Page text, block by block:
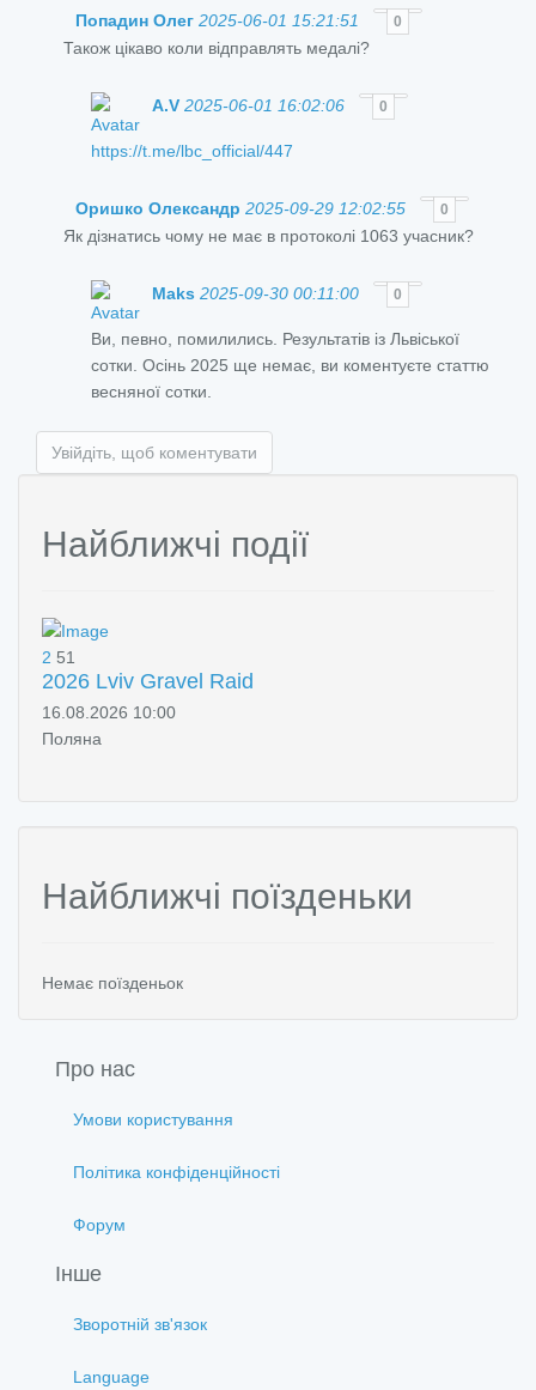
Попадин Олег 2025-06-01 15:21:51 0
Також цікаво коли відправлять медалі?
A.V 2025-06-01 16:02:06 0
https://t.me/lbc_official/447
Оришко Олександр 2025-09-29 12:02:55 0
Як дізнатись чому не має в протоколі 1063 учасник?
Maks 2025-09-30 00:11:00 0
Ви, певно, помилились. Результатів із Львіської
сотки. Осінь 2025 ще немає, ви коментуєте статтю
весняної сотки.
Увійдіть, щоб коментувати
Найближчі події
2 51
2026 Lviv Gravel Raid
16.08.2026 10:00
Поляна
Найближчі поїзденьки
Немає поїзденьок
Про нас
Умови користування
Політика конфіденційності
Форум
Інше
Зворотній зв'язок
Language